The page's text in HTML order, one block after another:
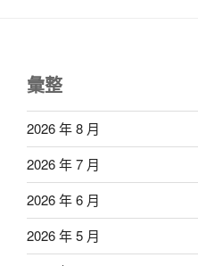
彙整
2026 年 8 月
2026 年 7 月
2026 年 6 月
2026 年 5 月